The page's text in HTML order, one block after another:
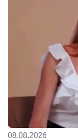
08.08.2026